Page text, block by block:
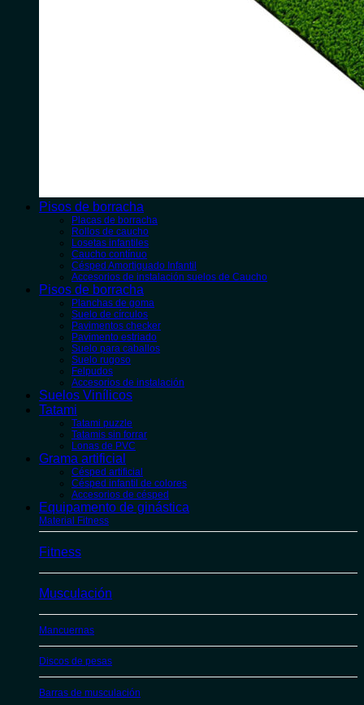
Pisos de borracha
Placas de borracha
Rollos de caucho
Losetas infantiles
Caucho contínuo
Césped Amortiguado Infantil
Accesorios de instalación suelos de Caucho
Pisos de borracha
Planchas de goma
Suelo de círculos
Pavimentos checker
Pavimento estriado
Suelo para caballos
Suelo rugoso
Felpudos
Accesorios de instalación
Suelos Vinílicos
Tatami
Tatami puzzle
Tatamis sin forrar
Lonas de PVC
Grama artificial
Césped artificial
Césped infantil de colores
Accesorios de césped
Equipamento de ginástica
Material Fitness
Fitness
Musculación
Mancuernas
Discos de pesas
Barras de musculación